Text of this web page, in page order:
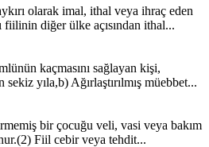
olarak imal, ithal veya ihraç eden
diğer ülke açısından ithal...
kaçmasını sağlayan kişi,
yıla,b) Ağırlaştırılmış müebbet...
bir çocuğu veli, vasi veya bakım
Fiil cebir veya tehdit...